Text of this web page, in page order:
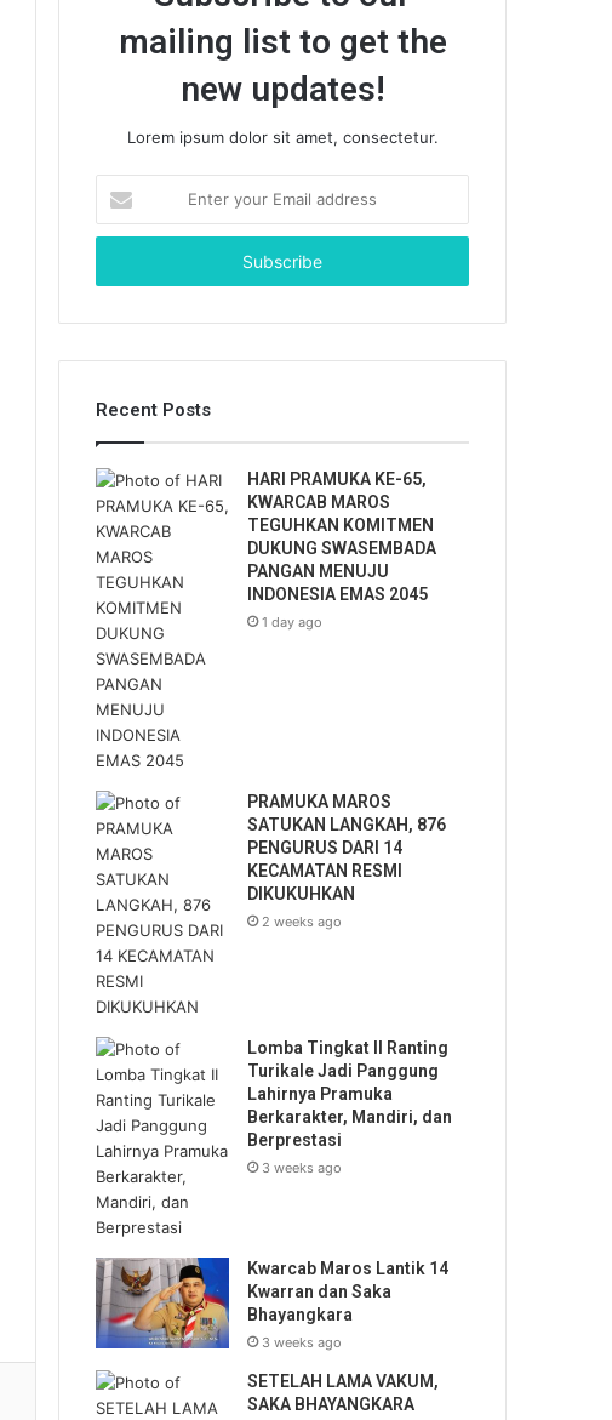
mailing list to get the
new updates!
Lorem ipsum dolor sit amet, consectetur.
t
r
u
E
m
a
i
l
a
d
d
r
e
s
s
Recent Posts
HARI PRAMUKA KE-65,
KWARCAB MAROS
TEGUHKAN KOMITMEN
DUKUNG SWASEMBADA
PANGAN MENUJU
INDONESIA EMAS 2045
1 day ago
PRAMUKA MAROS
SATUKAN LANGKAH, 876
PENGURUS DARI 14
KECAMATAN RESMI
DIKUKUHKAN
2 weeks ago
Lomba Tingkat II Ranting
Turikale Jadi Panggung
Lahirnya Pramuka
Berkarakter, Mandiri, dan
Berprestasi
3 weeks ago
Kwarcab Maros Lantik 14
Kwarran dan Saka
Bhayangkara
3 weeks ago
SETELAH LAMA VAKUM,
SAKA BHAYANGKARA